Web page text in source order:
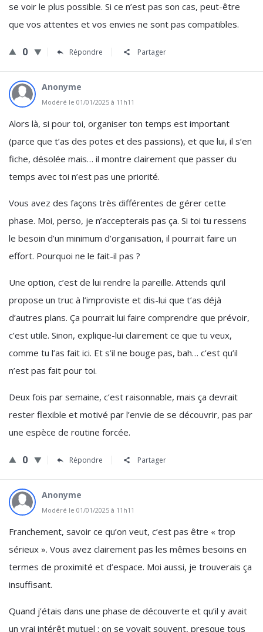
se voir le plus possible. Si ce n’est pas son cas, peut-être
que vos attentes et vos envies ne sont pas compatibles.
0 Répondre Partager
Anonyme
Modéré le 01/01/2025 à 11h11
Alors là, si pour toi, organiser ton temps est important
(parce que t’as des potes et des passions), et que lui, il s’en
fiche, désolée mais… il montre clairement que passer du
temps avec toi n’est pas une priorité.
Vous avez des façons très différentes de gérer cette
phase. Moi, perso, je n’accepterais pas ça. Si toi tu ressens
le besoin d’un minimum d’organisation, il pourrait faire un
effort. Pourquoi ne le fait-il pas ?
Une option, c’est de lui rendre la pareille. Attends qu’il
propose un truc à l’improviste et dis-lui que t’as déjà
d’autres plans. Ça pourrait lui faire comprendre que prévoir,
c’est utile. Sinon, explique-lui clairement ce que tu veux,
comme tu l’as fait ici. Et s’il ne bouge pas, bah… c’est qu’il
n’est pas fait pour toi.
Deux fois par semaine, c’est raisonnable, mais ça devrait
rester flexible et motivé par l’envie de se découvrir, pas par
une espèce de routine forcée.
0 Répondre Partager
Anonyme
Modéré le 01/01/2025 à 11h11
Franchement, savoir ce qu’on veut, c’est pas être « trop
sérieux ». Vous avez clairement pas les mêmes besoins en
termes de proximité et d’espace. Moi aussi, je trouverais ça
insuffisant.
Quand j’étais dans une phase de découverte et qu’il y avait
un vrai intérêt mutuel : on se voyait souvent, presque tous